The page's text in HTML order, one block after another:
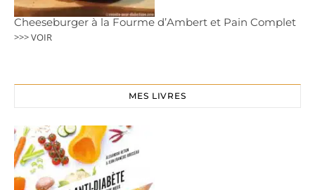
Cheeseburger à la Fourme d’Ambert et Pain Complet
>>> VOIR
MES LIVRES